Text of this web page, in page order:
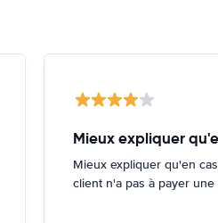
Mieux expliquer
Mieux expliquer qu'en
client n'a pas à payer une